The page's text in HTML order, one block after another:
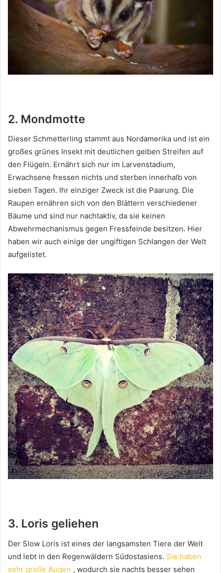
2. Mondmotte
Dieser Schmetterling stammt aus Nordamerika und ist ein
großes grünes Insekt mit deutlichen gelben Streifen auf
den Flügeln. Ernährt sich nur im Larvenstadium,
Erwachsene fressen nichts und sterben innerhalb von
sieben Tagen. Ihr einziger Zweck ist die Paarung. Die
Raupen ernähren sich von den Blättern verschiedener
Bäume und sind nur nachtaktiv, da sie keinen
Abwehrmechanismus gegen Fressfeinde besitzen. Hier
haben wir auch einige der ungiftigen Schlangen der Welt
aufgelistet.
3. Loris geliehen
Der Slow Loris ist eines der langsamsten Tiere der Welt
und lebt in den Regenwäldern Südostasiens. Sie haben
sehr große Augen , wodurch sie nachts besser sehen